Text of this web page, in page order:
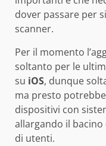
dover passare per
scanner.
Per il momento
soltanto per le
su iOS, dunque
ma presto
dispositivi con
allargando il
di utenti.